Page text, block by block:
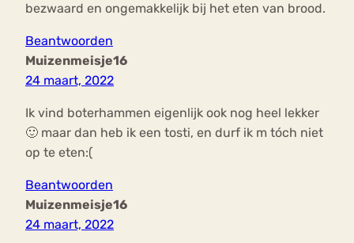
bezwaard en ongemakkelijk bij het eten van brood.
Beantwoorden
Muizenmeisje16
24 maart, 2022
Ik vind boterhammen eigenlijk ook nog heel lekker
🙂 maar dan heb ik een tosti, en durf ik m tóch niet
op te eten:(
Beantwoorden
Muizenmeisje16
24 maart, 2022